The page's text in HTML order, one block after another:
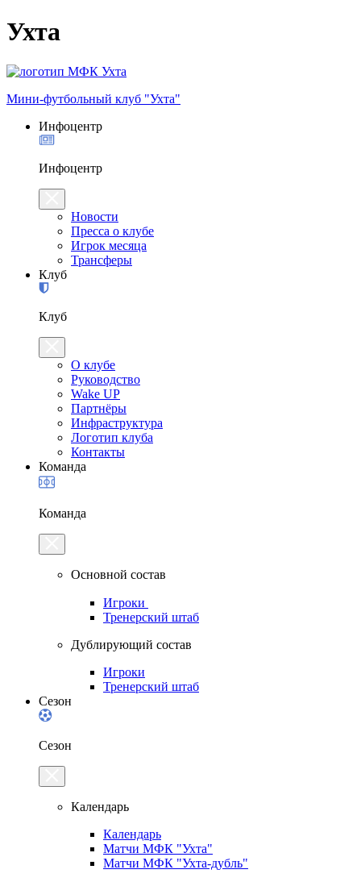
Ухта
Мини-футбольный клуб "Ухта"
Инфоцентр
Инфоцентр
Новости
Пресса о клубе
Игрок месяца
Трансферы
Клуб
Клуб
О клубе
Руководство
Wake UP
Партнёры
Инфраструктура
Логотип клуба
Контакты
Команда
Команда
Основной состав
Игроки
Тренерский штаб
Дублирующий состав
Игроки
Тренерский штаб
Сезон
Сезон
Календарь
Календарь
Матчи МФК "Ухта"
Матчи МФК "Ухта-дубль"